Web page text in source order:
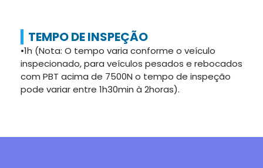
TEMPO DE INSPEÇÃO
•1h (Nota: O tempo varia conforme o veículo
inspecionado, para veículos pesados e rebocados
com PBT acima de 7500N o tempo de inspeção
pode variar entre 1h30min à 2horas).